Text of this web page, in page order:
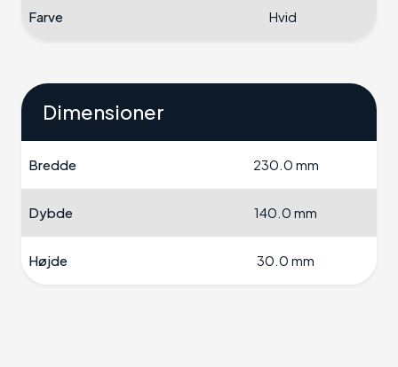
Farve Hvid
Dimensioner
Bredde 230.0 mm
Dybde 140.0 mm
Højde 30.0 mm